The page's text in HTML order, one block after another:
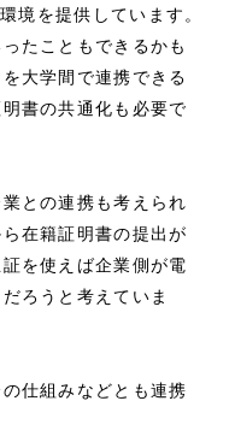
境を提供しています。
たこともできるかも
大学間で連携できる
書の共通化も必要で
との連携も考えられ
在籍証明書の提出が
を使えば企業側が電
ろうと考えていま
仕組みなどとも連携